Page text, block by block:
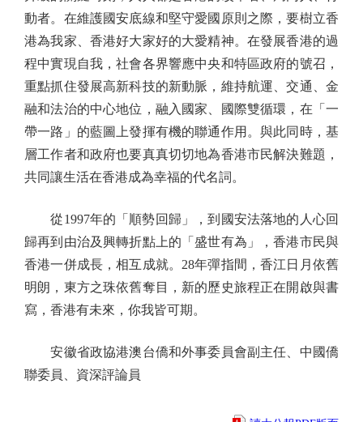
動者。在維護國安底線和堅守愛國原則之際，要樹立香
港為我家、香港好大家好的大愛精神。在發展香港的過
程中實現自我，社會各界響應中央和特區政府的號召，
重點抓住發展高新科技的新動脈，維持航運、交通、金
融和法治的中心地位，融入國家、國際雙循環，在「一
帶一路」的藍圖上發揮有機的聯通作用。與此同時，基
層工作者和政府也要真真切切地為香港市民解決難題，
共同讓生活在香港成為幸福的代名詞。
從1997年的「順勢回歸」，到國安法落地的人心回
歸再到由治及興轉折點上的「盛世有為」，香港市民與
香港一併成長，相互成就。28年彈指間，香江日月依舊
明朗，東方之珠依舊奪目，新的歷史旅程正在開啟與書
寫，香港有未來，你我皆可期。
安徽省政協港澳台僑和外事委員會副主任、中國僑
聯委員、資深評論員